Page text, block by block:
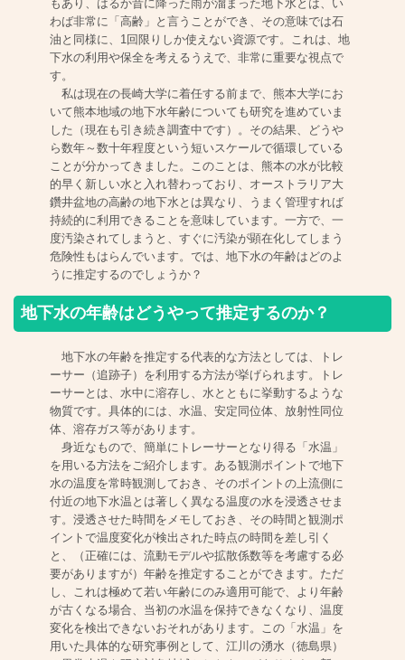
もあり、はるか昔に降った雨が溜まった地下水とは、い
わば非常に「高齢」と言うことができ、その意味では石
油と同様に、1回限りしか使えない資源です。これは、地
下水の利用や保全を考えるうえで、非常に重要な視点で
す。
私は現在の長崎大学に着任する前まで、熊本大学にお
いて熊本地域の地下水年齢についても研究を進めていま
した（現在も引き続き調査中です）。その結果、どうや
ら数年～数十年程度という短いスケールで循環している
ことが分かってきました。このことは、熊本の水が比較
的早く新しい水と入れ替わっており、オーストラリア大
鑽井盆地の高齢の地下水とは異なり、うまく管理すれば
持続的に利用できることを意味しています。一方で、一
度汚染されてしまうと、すぐに汚染が顕在化してしまう
危険性もはらんでいます。では、地下水の年齢はどのよ
うに推定するのでしょうか？
地下水の年齢はどうやって推定するのか？
地下水の年齢を推定する代表的な方法としては、トレ
ーサー（追跡子）を利用する方法が挙げられます。トレ
ーサーとは、水中に溶存し、水とともに挙動するような
物質です。具体的には、水温、安定同位体、放射性同位
体、溶存ガス等があります。
身近なもので、簡単にトレーサーとなり得る「水温」
を用いる方法をご紹介します。ある観測ポイントで地下
水の温度を常時観測しておき、そのポイントの上流側に
付近の地下水温とは著しく異なる温度の水を浸透させま
す。浸透させた時間をメモしておき、その時間と観測ポ
イントで温度変化が検出された時点の時間を差し引く
と、（正確には、流動モデルや拡散係数等を考慮する必
要がありますが）年齢を推定することができます。ただ
し、これは極めて若い年齢にのみ適用可能で、より年齢
が古くなる場合、当初の水温を保持できなくなり、温度
変化を検出できないおそれがあります。この「水温」を
用いた具体的な研究事例として、江川の湧水（徳島県）